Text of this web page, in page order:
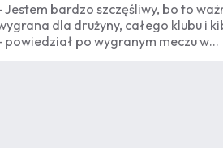
Jestem bardzo szczęśliwy, bo to
dla drużyny, całego klubu i
powiedział po wygranym meczu w